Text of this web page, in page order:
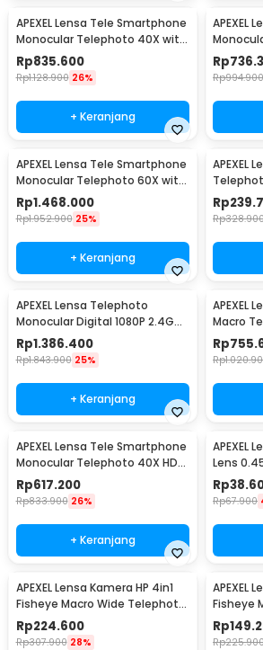
APEXEL Lensa Tele Smartphone
Monocular Telephoto 40X with
Tripod - APL-20-40XCR50
Rp835.600
Rp1.128.900 26%
+ Keranjang
APEXEL
Tripod -
Rp
Rp994.900
APEXEL Lensa Tele Smartphone
Monocular Telephoto 60X with
Tripod - APL-T20-60XJJ029
Rp1.468.000
Rp1.952.900 25%
+ Keranjang
APEXEL
Universal
Rp
Rp
APEXEL Lensa Telephoto
Monocular Digital 1080P 2.4G
WiFi 1500mAh - APL-ETF150
Rp1.386.400
Rp1.843.900 25%
+ Keranjang
APEXEL
Macro
APL-TM10
Rp
Rp
APEXEL Lensa Tele Smartphone
Monocular Telephoto 40X HD
Image - APL-20-40X
Rp617.200
Rp833.900 26%
+ Keranjang
APEXEL
Lens
Rp
Rp67.900
APEXEL Lensa Kamera HP 4in1
Fisheye Macro Wide Telephoto
Tripod - APL-T18XBZJ5
Rp224.600
Rp307.900 28%
APEXEL
Fisheye
Kale
Rp
Rp